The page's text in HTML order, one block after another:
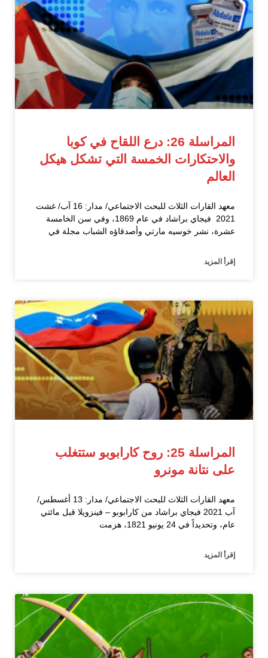
المراسلة 26: درع اللقاح في كوبا
والاحتكارات الخمسة التي تشكل هيكل
العالم
معهد القارات الثلاث للبحث الاجتماعي/ مدار: 16 آب/ غشت
2021 فيجاي براشاد في عام 1869، وفي سن الخامسة
عشرة، نشر خوسيه مارتي وأصدقاؤه الشباب مجلة في
إقرأ المزيد
المراسلة 25: روح كارابوبو ستتغلب
على نتانة مونرو
معهد القارات الثلاث للبحث الاجتماعي/ مدار: 13 أغسطس/
آب 2021 فيجاي براشاد من كارابوبو – فينزويلا قبل مائتي
عام، وتحديداً في 24 يونيو 1821، هزمت
إقرأ المزيد